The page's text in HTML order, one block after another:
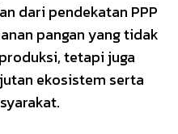
dari pendekatan PPP
pangan yang tidak
tetapi juga
ekosistem serta